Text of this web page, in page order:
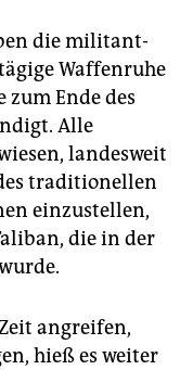
die militant-
Waffenruhe
Ende des
Alle
landesweit
traditionellen
einzustellen,
die in der
angreifen,
hieß es weiter